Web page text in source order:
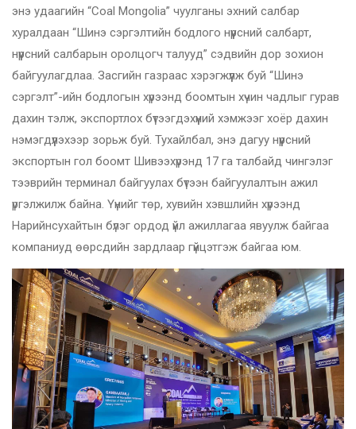
энэ удаагийн “Coal Mongolia” чуулганы эхний салбар
хуралдаан “Шинэ сэргэлтийн бодлого нүүрсний салбарт,
нүүрсний салбарын оролцогч талууд” сэдвийн дор зохион
байгуулагдлаа. Засгийн газраас хэрэгжүүлж буй “Шинэ
сэргэлт”-ийн бодлогын хүрээнд боомтын хүчин чадлыг гурав
дахин тэлж, экспортлох бүтээгдэхүүний хэмжээг хоёр дахин
нэмэгдүүлэхээр зорьж буй. Тухайлбал, энэ дагуу нүүрсний
экспортын гол боомт Шивээхүрэнд 17 га талбайд чингэлэг
тээврийн терминал байгуулах бүтээн байгуулалтын ажил
үргэлжилж байна. Үүнийг төр, хувийн хэвшлийн хүрээнд
Нарийнсухайтын бүлэг ордод үйл ажиллагаа явуулж байгаа
компаниуд өөрсдийн зардлаар гүйцэтгэж байгаа юм.